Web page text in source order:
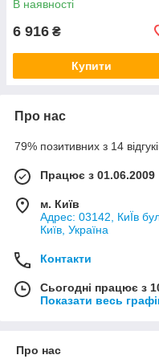
В наявності
6 916 ₴
Купити
Про нас
79% позитивних з 14
Працює з 01.06.2009
м. Київ
Адрес: 03142, КиЇв
Київ, Україна
Контакти
Сьогодні працює з
Показати весь
Про нас